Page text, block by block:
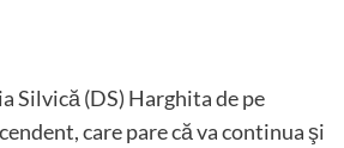
Silvică (DS) Harghita de pe
care pare că va continua şi